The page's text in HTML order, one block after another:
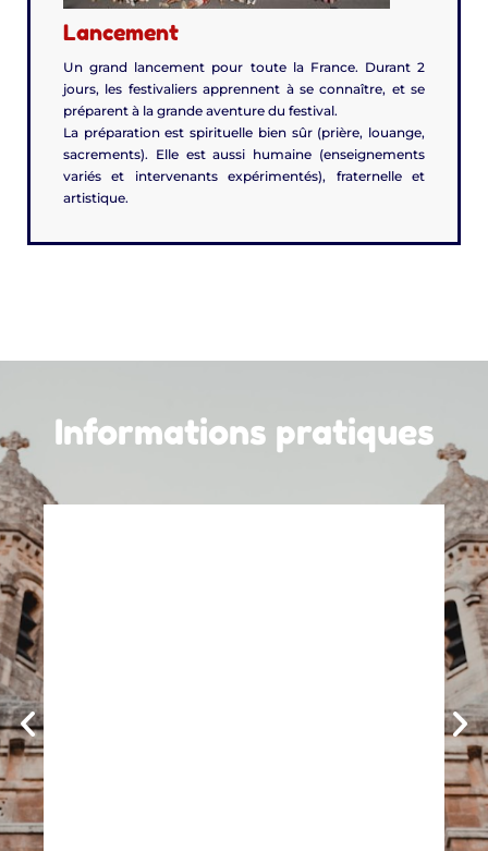
Lancement
Un grand lancement pour toute la France. Durant 2
jours, les festivaliers apprennent à se connaître, et se
préparent à la grande aventure du festival.
La préparation est spirituelle bien sûr (prière, louange,
sacrements). Elle est aussi humaine (enseignements
variés et intervenants expérimentés), fraternelle et
artistique.
Informations pratiques